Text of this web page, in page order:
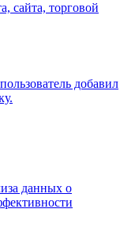
сайта, торговой
добавил
данных о